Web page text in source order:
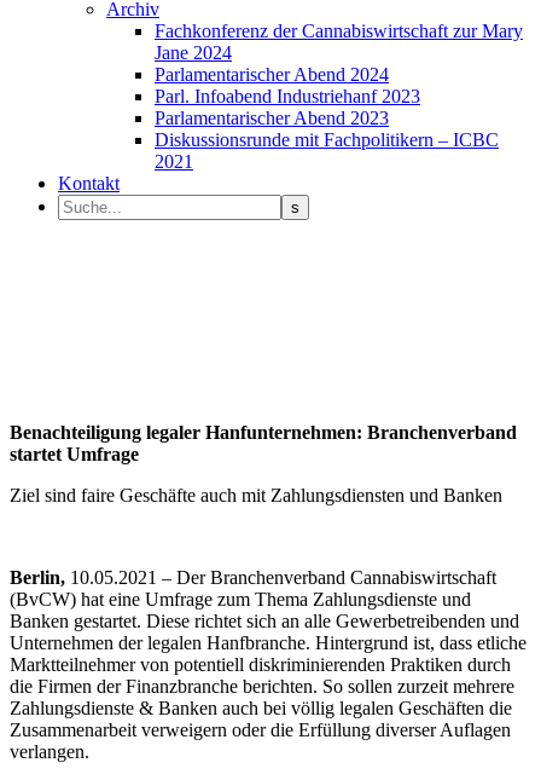
Archiv
Fachkonferenz der Cannabiswirtschaft zur Mary
Jane 2024
Parlamentarischer Abend 2024
Parl. Infoabend Industriehanf 2023
Parlamentarischer Abend 2023
Diskussionsrunde mit Fachpolitikern – ICBC
2021
Kontakt
Benachteiligung legaler Hanfunternehmen: Branchenverband
startet Umfrage
Ziel sind faire Geschäfte auch mit Zahlungsdiensten und Banken
Berlin, 10.05.2021 – Der Branchenverband Cannabiswirtschaft
(BvCW) hat eine Umfrage zum Thema Zahlungsdienste und
Banken gestartet. Diese richtet sich an alle Gewerbetreibenden und
Unternehmen der legalen Hanfbranche. Hintergrund ist, dass etliche
Marktteilnehmer von potentiell diskriminierenden Praktiken durch
die Firmen der Finanzbranche berichten. So sollen zurzeit mehrere
Zahlungsdienste & Banken auch bei völlig legalen Geschäften die
Zusammenarbeit verweigern oder die Erfüllung diverser Auflagen
verlangen.